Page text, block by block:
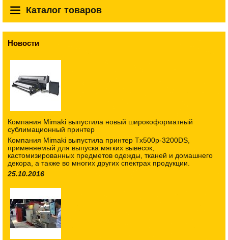
Каталог товаров
Новости
Компания Mimaki выпустила новый широкоформатный
сублимационный принтер
Компания Mimaki выпустила принтер Tx500p-3200DS,
применяемый для выпуска мягких вывесок,
кастомизированных предметов одежды, тканей и домашнего
декора, а также во многих других спектрах продукции.
25.10.2016